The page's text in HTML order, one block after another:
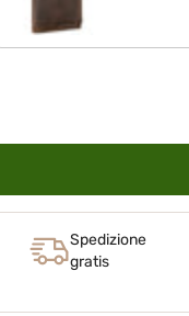
Spedizione
gratis